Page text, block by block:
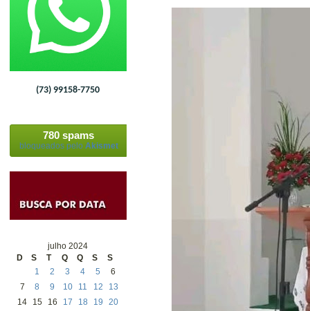
(73) 99158-7750
780 spams
bloqueados pelo Akismet
julho 2024
D
S T Q Q S
S
1
2 3 4 5
6
7
8 9 10 11 12
13
14
15 16 17 18 19
20